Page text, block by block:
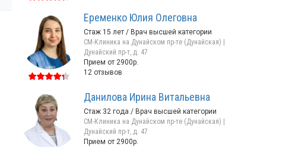
Еременко Юлия Олеговна
Стаж 15 лет / Врач высшей категории
СМ-Клиника на Дунайском пр-те (Дунайская) |
Дунайский пр-т, д. 47
Прием от 2900р.
12 отзывов
Данилова Ирина Витальевна
Стаж 32 года / Врач высшей категории
СМ-Клиника на Дунайском пр-те (Дунайская) |
Дунайский пр-т, д. 47
Прием от 2900р.